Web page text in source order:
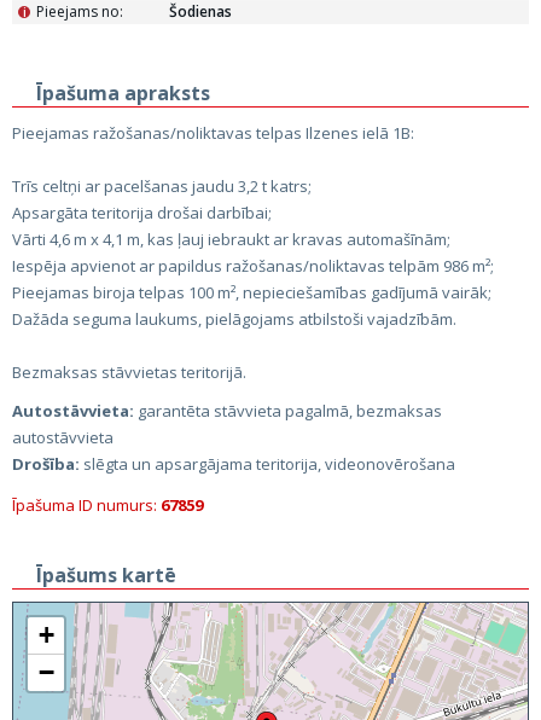
Pieejams no:
i Šodienas
Īpašuma apraksts
Pieejamas ražošanas/noliktavas telpas Ilzenes ielā 1B:
Trīs celtņi ar pacelšanas jaudu 3,2 t katrs;
Apsargāta teritorija drošai darbībai;
Vārti 4,6 m x 4,1 m, kas ļauj iebraukt ar kravas automašīnām;
Iespēja apvienot ar papildus ražošanas/noliktavas telpām 986 m²;
Pieejamas biroja telpas 100 m², nepieciešamības gadījumā vairāk;
Dažāda seguma laukums, pielāgojams atbilstoši vajadzībām.
Bezmaksas stāvvietas teritorijā.
Autostāvvieta: garantēta stāvvieta pagalmā, bezmaksas
autostāvvieta
Drošība: slēgta un apsargājama teritorija, videonovērošana
Īpašuma ID numurs: 67859
Īpašums kartē
+
−